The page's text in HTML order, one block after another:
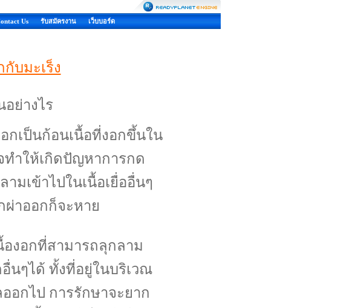
Us รับสมัครงาน เว็บบอร์ด
กับมะเร็ง
อย่างไร
กเป็นก้อนเนื้อที่งอกขึ้นใน
ทำให้เกิดปัญหาการกด
มเข้าไปในเนื้อเยื่ออื่นๆ
าออกก็จะหาย
องอกที่สามารถลุกลาม
อื่นๆได้ ทั้งที่อยู่ในบริเวณ
อกไป การรักษาจะยาก